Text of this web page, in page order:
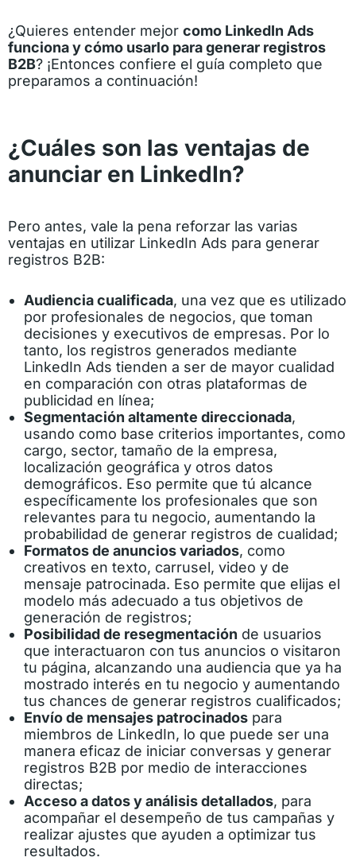
¿Quieres entender mejor como LinkedIn Ads
funciona y cómo usarlo para generar registros
B2B? ¡Entonces confiere el guía completo que
preparamos a continuación!
¿Cuáles son las ventajas de
anunciar en LinkedIn?
Pero antes, vale la pena reforzar las varias
ventajas en utilizar LinkedIn Ads para generar
registros B2B:
Audiencia cualificada, una vez que es utilizado
por profesionales de negocios, que toman
decisiones y executivos de empresas. Por lo
tanto, los registros generados mediante
LinkedIn Ads tienden a ser de mayor cualidad
en comparación con otras plataformas de
publicidad en línea;
Segmentación altamente direccionada,
usando como base criterios importantes, como
cargo, sector, tamaño de la empresa,
localización geográfica y otros datos
demográficos. Eso permite que tú alcance
específicamente los profesionales que son
relevantes para tu negocio, aumentando la
probabilidad de generar registros de cualidad;
Formatos de anuncios variados, como
creativos en texto, carrusel, video y de
mensaje patrocinada. Eso permite que elijas el
modelo más adecuado a tus objetivos de
generación de registros;
Posibilidad de resegmentación de usuarios
que interactuaron con tus anuncios o visitaron
tu página, alcanzando una audiencia que ya ha
mostrado interés en tu negocio y aumentando
tus chances de generar registros cualificados;
Envío de mensajes patrocinados para
miembros de LinkedIn, lo que puede ser una
manera eficaz de iniciar conversas y generar
registros B2B por medio de interacciones
directas;
Acceso a datos y análisis detallados, para
acompañar el desempeño de tus campañas y
realizar ajustes que ayuden a optimizar tus
resultados.